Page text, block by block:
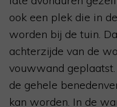
ook een plek die in
worden bij de tuin.
achterzijde van de
vouwwand
de gehele
kan worden. In de